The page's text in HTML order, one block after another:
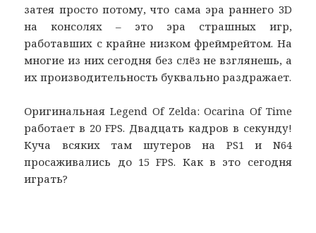
затея просто потому, что сама эра раннего 3D
на консолях – это эра страшных игр,
работавших с крайне низком фреймрейтом. На
многие из них сегодня без слёз не взглянешь, а
их производительность буквально раздражает.
Оригинальная Legend Of Zelda: Ocarina Of Time
работает в 20 FPS. Двадцать кадров в секунду!
Куча всяких там шутеров на PS1 и N64
просаживались до 15 FPS. Как в это сегодня
играть?